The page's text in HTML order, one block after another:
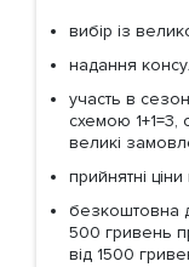
вибір із
надання
участь в
схемою 1+1=3,
великі
прийнятні
безкоштовна
500 гривень
від 1500